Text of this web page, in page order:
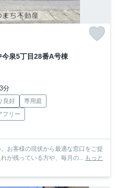
泉5丁目28番A号棟
分
良好
専用庭
フリー
お客様の現状から最適な窓口をご提
が残っている方や、毎月の... もっと